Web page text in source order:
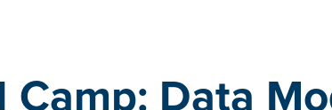
Camp: Data